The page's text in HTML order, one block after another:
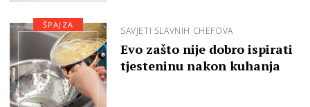
SAVJETI SLAVNIH CHEFOVA
Evo zašto nije dobro ispirati
tjesteninu nakon kuhanja
ŠPAJZA